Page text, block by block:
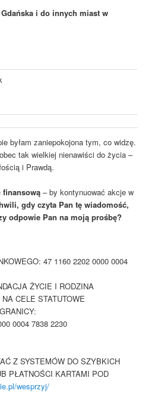
i do innych miast w
byłam zaniepokojona tym, co widzę.
tak wielkiej nienawiści do życia –
i Prawdą.
finansową – by kontynuować akcje w
gdy czyta Pan tę wiadomość,
odpowie Pan na moją prośbę?
47 1160 2202 0000 0004
ŻYCIE I RODZINA
CELE STATUTOWE
0004 7838 2230
Z SYSTEMÓW DO SZYBKICH
PŁATNOŚCI KARTAMI POD
wesprzyj/